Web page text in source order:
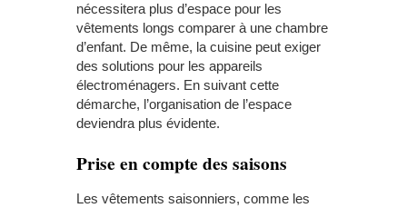
nécessitera plus d’espace pour les
vêtements longs comparer à une chambre
d’enfant. De même, la cuisine peut exiger
des solutions pour les appareils
électroménagers. En suivant cette
démarche, l’organisation de l’espace
deviendra plus évidente.
Prise en compte des saisons
Les vêtements saisonniers, comme les